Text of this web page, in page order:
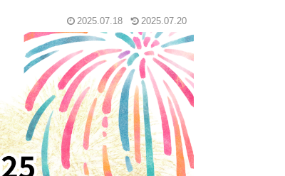
2025.07.18 2025.07.20